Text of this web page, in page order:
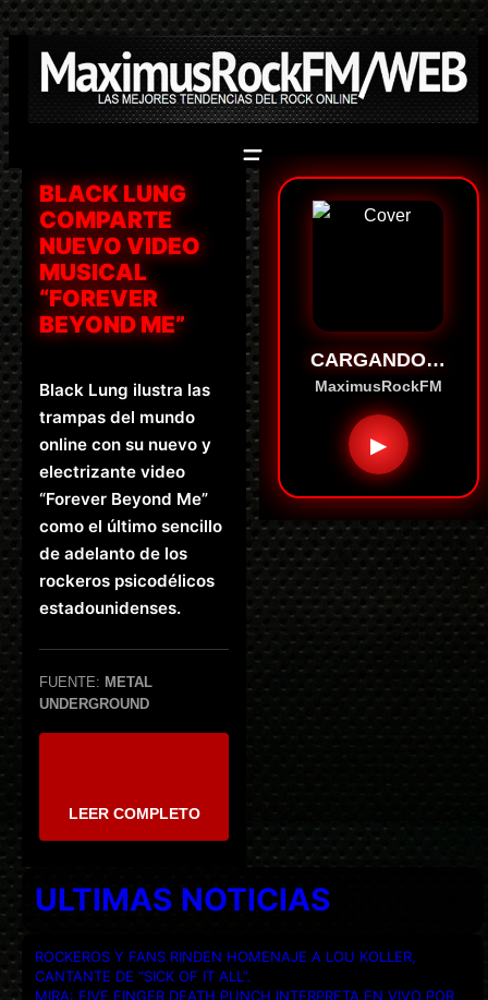
Saltar
al
contenido
BLACK LUNG
COMPARTE
NUEVO VIDEO
MUSICAL
“FOREVER
BEYOND ME”
Black Lung ilustra las
trampas del mundo
online con su nuevo y
electrizante video
“Forever Beyond Me”
como el último sencillo
de adelanto de los
rockeros psicodélicos
estadounidenses.
FUENTE: METAL
UNDERGROUND
LEER COMPLETO
CARGANDO…
MaximusRockFM
▶
ULTIMAS NOTICIAS
ROCKEROS Y FANS RINDEN HOMENAJE A LOU KOLLER,
CANTANTE DE “SICK OF IT ALL”.
MIRA: FIVE FINGER DEATH PUNCH INTERPRETA EN VIVO POR